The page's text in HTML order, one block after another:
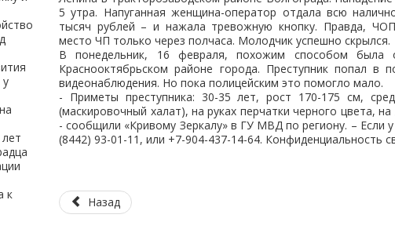
к
5 утра. Напуганная женщина-оператор отдала всю
тысяч рублей – и нажала тревожную кнопку. Правда,
место ЧП только через полчаса. Молодчик успешно скрылся.
В понедельник, 16 февраля, похожим способом была
Краснооктябрьском районе города. Преступник попал в
видеонаблюдения. Но пока полицейским это помогло мало.
- Приметы преступника: 30-35 лет, рост 170-175 см,
(маскировочный халат), на руках перчатки черного цвета,
- сообщили «Кривому Зеркалу» в ГУ МВД по региону. – Если
(8442) 93-01-11, или +7-904-437-14-64. Конфиденциальность
Назад